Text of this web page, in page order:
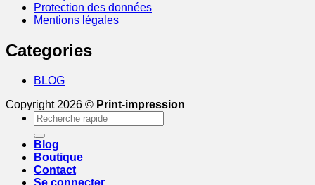
Protection des données
Mentions légales
Categories
BLOG
Copyright 2026 © Print-impression
Recherche
pour :
Blog
Boutique
Contact
Se connecter